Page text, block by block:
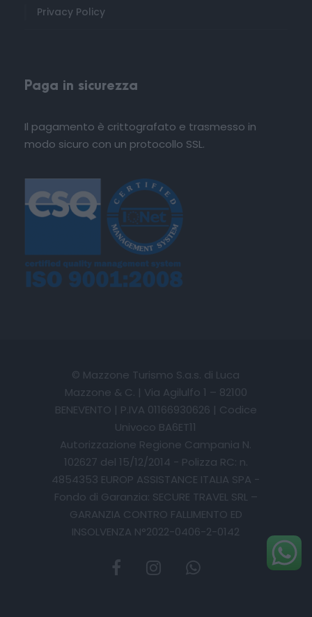
Privacy Policy
Paga in sicurezza
Il pagamento è crittografato e trasmesso in
modo sicuro con un protocollo SSL.
© Mazzone Turismo S.a.s. di Luca
Mazzone & C. | Via Agilulfo 1 – 82100
BENEVENTO | P.IVA 01166930626 | Codice
Univoco BA6ET11
Autorizzazione Regione Campania N.
102627 del 15/12/2014 - Polizza RC: n.
4854353 EUROP ASSISTANCE ITALIA SPA -
Fondo di Garanzia: SECURE TRAVEL SRL –
GARANZIA CONTRO FALLIMENTO ED
INSOLVENZA N°2022-0406-2-0142